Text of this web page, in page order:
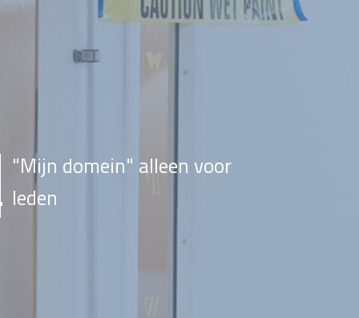
"Mijn domein" alleen voor
leden